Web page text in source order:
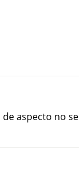
aspecto no se